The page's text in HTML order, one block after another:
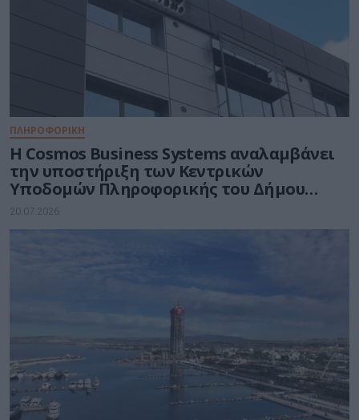
ΠΛΗΡΟΦΟΡΙΚΗ
Η Cosmos Business Systems αναλαμβάνει
την υποστήριξη των Κεντρικών
Υποδομών Πληροφορικής του Δήμου
Θεσσαλονίκης
20.07.2026